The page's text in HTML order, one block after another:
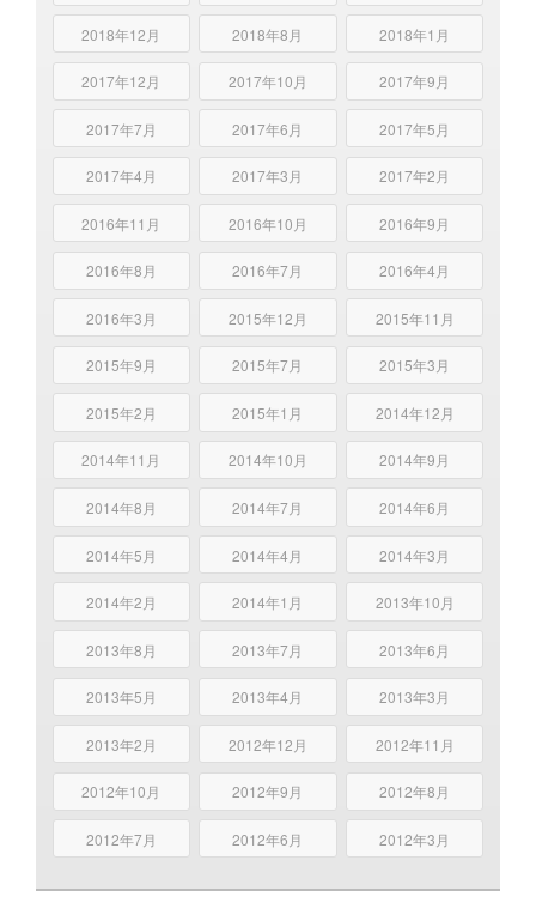
2018年12月 2018年8月 2018年1月
2017年12月 2017年10月 2017年9月
2017年7月 2017年6月 2017年5月
2017年4月 2017年3月 2017年2月
2016年11月 2016年10月 2016年9月
2016年8月 2016年7月 2016年4月
2016年3月 2015年12月 2015年11月
2015年9月 2015年7月 2015年3月
2015年2月 2015年1月 2014年12月
2014年11月 2014年10月 2014年9月
2014年8月 2014年7月 2014年6月
2014年5月 2014年4月 2014年3月
2014年2月 2014年1月 2013年10月
2013年8月 2013年7月 2013年6月
2013年5月 2013年4月 2013年3月
2013年2月 2012年12月 2012年11月
2012年10月 2012年9月 2012年8月
2012年7月 2012年6月 2012年3月